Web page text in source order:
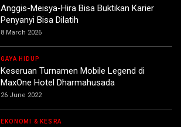
Anggis-Meisya-Hira Bisa Buktikan Karier
Penyanyi Bisa Dilatih
8 March 2026
GAYA HIDUP
Keseruan Turnamen Mobile Legend di
MaxOne Hotel Dharmahusada
26 June 2022
EKONOMI & KESRA